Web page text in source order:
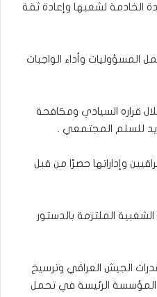
الخادمة لشعبها وإعادة ثقة
المسؤوليات وأداء الواجبات
قراره السيادي ومكافحة
للسلم المجتمعي .
وإداراتها حصرًا من قبل
الشعبية الملتزمة بالدستور
الجيش العراقي وترسيخ
الرئيسة في تحمل